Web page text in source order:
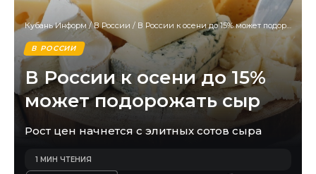
Кубань Информ/В России / В России к осени до 15% может подорожать сыр
В РОССИИ
В России к осени до 15%
может подорожать сыр
Рост цен начнется с элитных сотов сыра
1 МИН ЧТЕНИЯ